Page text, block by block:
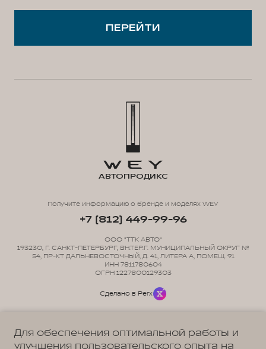
ПЕРЕЙТИ
АВТОПРОДИКС
Получите информацию о бренде и моделях WEY
+7 (812) 449-99-96
ООО "ТТК АВТО"
193230, Г. САНКТ-ПЕТЕРБУРГ, ВН.ТЕР.Г. МУНИЦИПАЛЬНЫЙ ОКРУГ №
54, ПР-КТ ДАЛЬНЕВОСТОЧНЫЙ, Д. 41, ЛИТЕРА А, ПОМЕЩ. 91
ИНН 7811780604
ОГРН 1227800129303
Сделано в Perx
Для обеспечения оптимальной работы и
улучшения пользовательского опыта на